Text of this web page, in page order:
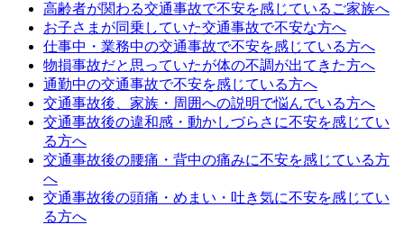
高齢者が関わる交通事故で不安を感じているご家族へ
お子さまが同乗していた交通事故で不安な方へ
仕事中・業務中の交通事故で不安を感じている方へ
物損事故だと思っていたが体の不調が出てきた方へ
通勤中の交通事故で不安を感じている方へ
交通事故後、家族・周囲への説明で悩んでいる方へ
交通事故後の違和感・動かしづらさに不安を感じてい
る方へ
交通事故後の腰痛・背中の痛みに不安を感じている方
へ
交通事故後の頭痛・めまい・吐き気に不安を感じてい
る方へ